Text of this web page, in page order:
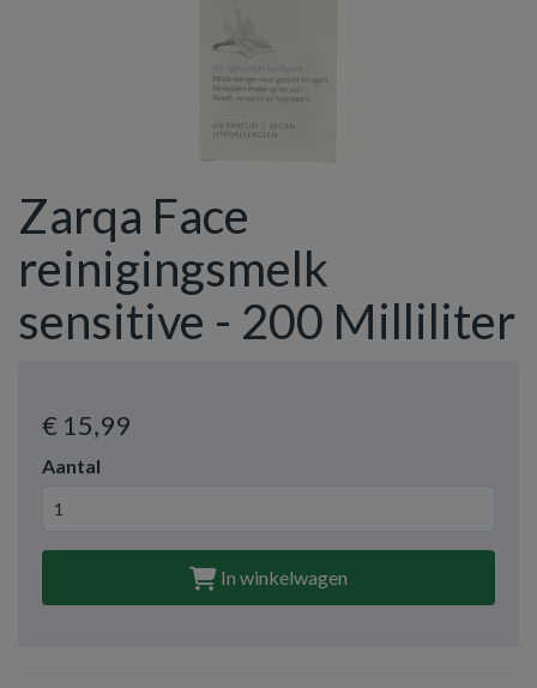
Zarqa Face
reinigingsmelk
sensitive - 200 Milliliter
€ 15,99
Aantal
In winkelwagen